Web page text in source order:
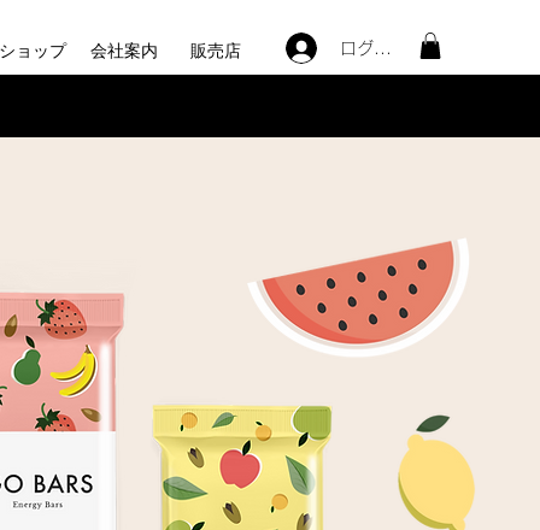
ショップ 会社案内 販売店 ログイン